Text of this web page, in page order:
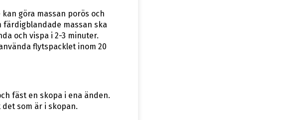
göra massan porös och
färdigblandade massan ska
och vispa i 2-3 minuter.
flytspacklet inom 20
fäst en skopa i ena änden.
som är i skopan.